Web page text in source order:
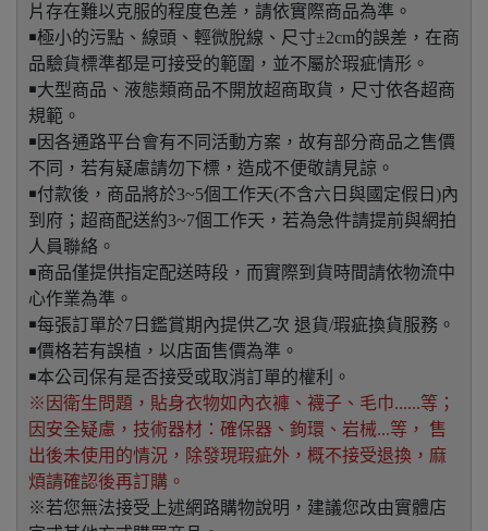
片存在難以克服的程度色差，請依實際商品為準。
￭極小的污點、線頭、輕微脫線、尺寸±2cm的誤差，在商
品驗貨標準都是可接受的範圍，並不屬於瑕疵情形。
￭大型商品、液態類商品不開放超商取貨，尺寸依各超商
規範。
￭因各通路平台會有不同活動方案，故有部分商品之售價
不同，若有疑慮請勿下標，造成不便敬請見諒。
￭付款後，商品將於3~5個工作天(不含六日與國定假日)內
到府；超商配送約3~7個工作天，若為急件請提前與網拍
人員聯絡。
￭商品僅提供指定配送時段，而實際到貨時間請依物流中
心作業為準。
￭每張訂單於7日鑑賞期內提供乙次 退貨/瑕疵換貨服務。
￭價格若有誤植，以店面售價為準。
￭本公司保有是否接受或取消訂單的權利。
※因衛生問題，貼身衣物如內衣褲、襪子、毛巾......等；
因安全疑慮，技術器材：確保器、鉤環、岩械...等， 售
出後未使用的情況，除發現瑕疵外，概不接受退換，麻
煩請確認後再訂購。
※若您無法接受上述網路購物說明，建議您改由實體店